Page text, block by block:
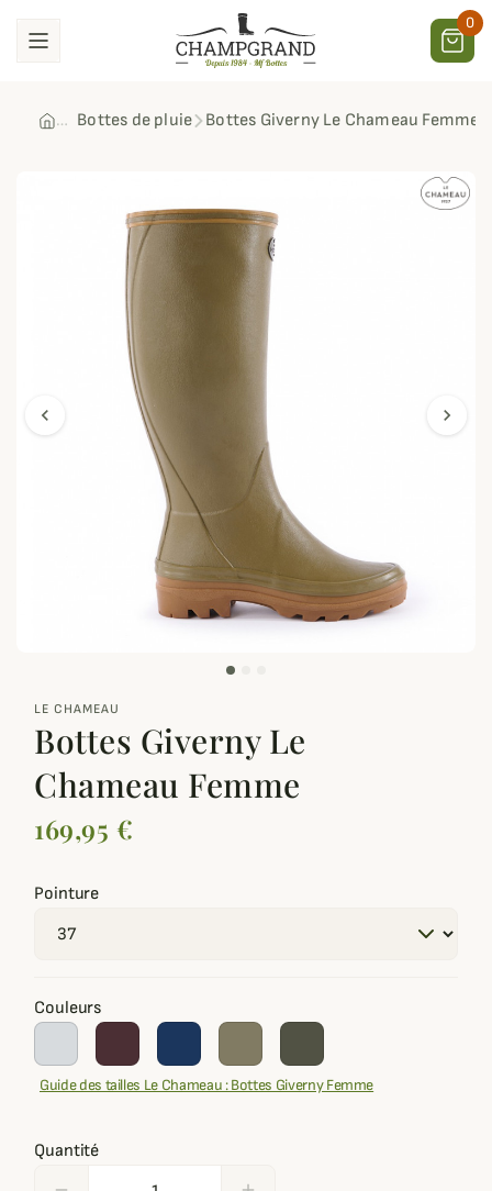
0
Bottes de pluie Bottes Giverny Le Chameau Femme
chevron_left chevron_right
LE CHAMEAU
Bottes Giverny Le
Chameau Femme
169,95 €
Pointure
Couleurs
Guide des tailles Le Chameau : Bottes Giverny Femme
Quantité